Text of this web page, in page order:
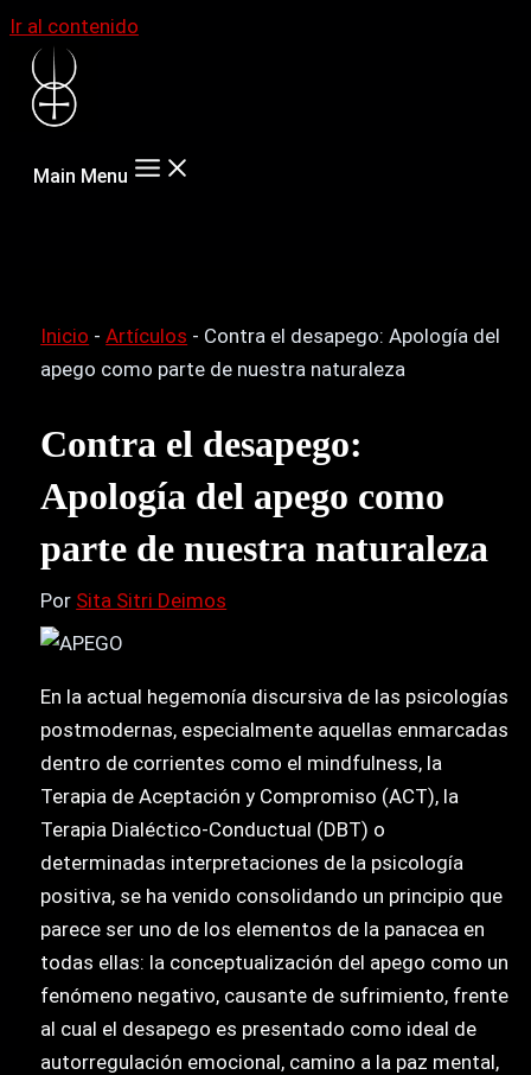
Ir al contenido
Main Menu
Inicio -Artículos - Contra el desapego: Apología del
apego como parte de nuestra naturaleza
Contra el desapego:
Apología del apego como
parte de nuestra naturaleza
Por Sita Sitri Deimos
En la actual hegemonía discursiva de las psicologías
postmodernas, especialmente aquellas enmarcadas
dentro de corrientes como el mindfulness, la
Terapia de Aceptación y Compromiso (ACT), la
Terapia Dialéctico-Conductual (DBT) o
determinadas interpretaciones de la psicología
positiva, se ha venido consolidando un principio que
parece ser uno de los elementos de la panacea en
todas ellas: la conceptualización del apego como un
fenómeno negativo, causante de sufrimiento, frente
al cual el desapego es presentado como ideal de
autorregulación emocional, camino a la paz mental,